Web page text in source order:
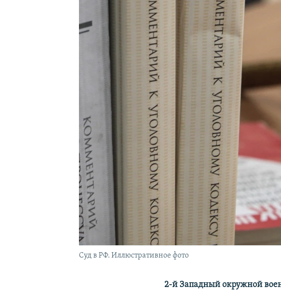
УКРАИНСКАЯ ПРОБЛЕМА КРЫМА
Суд в РФ. Иллюстративное фото
2-й Западный окружной